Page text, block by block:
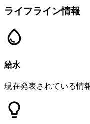
ライフライン情報
給水
現在発表されている情